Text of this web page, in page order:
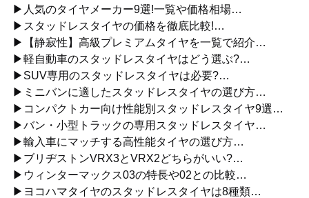
▶人気のタイヤメーカー9選!一覧や価格相場…
▶スタッドレスタイヤの価格を徹底比較!…
▶【静寂性】高級プレミアムタイヤを一覧で紹介…
▶軽自動車のスタッドレスタイヤはどう選ぶ?…
▶SUV専用のスタッドレスタイヤは必要?…
▶ミニバンに適したスタッドレスタイヤの選び方…
▶コンパクトカー向け性能別スタッドレスタイヤ9選…
▶バン・小型トラックの専用スタッドレスタイヤ…
▶輸入車にマッチする高性能タイヤの選び方…
▶ブリヂストンVRX3とVRX2どちらがいい?…
▶ウィンターマックス03の特長や02との比較…
▶ヨコハマタイヤのスタッドレスタイヤは8種類…